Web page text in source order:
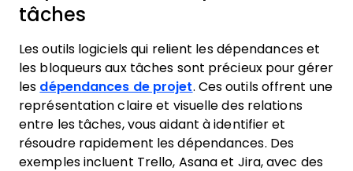
tâches
Les outils logiciels qui relient les dépendances et
les bloqueurs aux tâches sont précieux pour gérer
les dépendances de projet. Ces outils offrent une
représentation claire et visuelle des relations
entre les tâches, vous aidant à identifier et
résoudre rapidement les dépendances. Des
exemples incluent Trello, Asana et Jira, avec des